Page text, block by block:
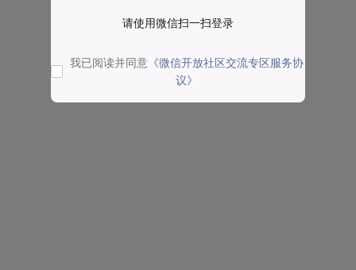
请使用微信扫一扫登录
我已阅读并同意 《微信开放社区交流专区服务协
议》